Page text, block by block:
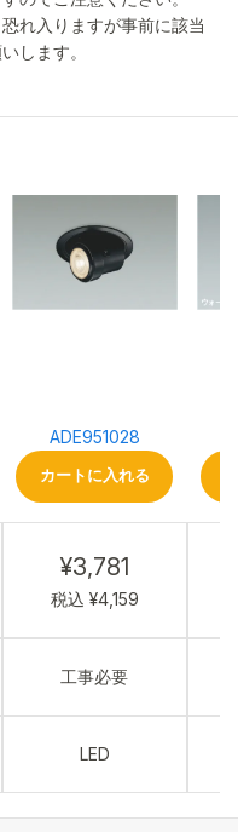
れ入りますが事前に該当
します。
ADE951028
カートに入れる
¥3,781
税込 ¥4,159
工事必要
LED